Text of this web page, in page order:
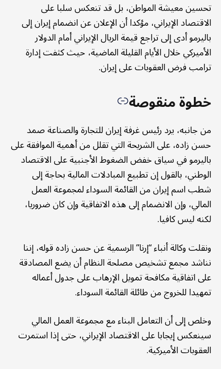
تحسين معيشة المواطن، بل قد تنعكس سلبا على
الاقتصاد الإيراني، مؤكدا أن الإعلان عن انضمام إيران إلى
باليرمو أدى إلى تراجع قيمة الريال الإيراني أمام الدولار
الأميركي خلال الأيام القليلة الماضية، حيث كثفت إدارة
ترامب فرض العقوبات على إيران.
خطوة منقوصة
من جانبه، يرد رئيس غرفة إيران للتجارة والصناعة صمد
حسن زاده، على الشريحة التي تقلل من أهمية الموافقة على
باليرمو في سياق خفض الضغوط الأجنبية على الاقتصاد
الوطني، بالقول إن تطبيع المبادلات المالية بحاجة إلى
شطب اسم إيران من القائمة السوداء لمجموعة العمل
المالي، وإن الانضمام إلى هذه الاتفاقية وإن كان ضروريا،
لكنه ليس كافيا.
ونقلت وكالة أنباء “إرنا” الرسمية عن حسن زاده قوله، إننا
نناشد مجمع تشخيص مصلحة النظام أن يضع المصادقة
على اتفاقية مكافحة تمويل الإرهاب على جدول أعماله
تمهيدا للخروج من طائلة القائمة السوداء.
وخلص إلى أن التعامل البناء مع مجموعة العمل المالي
سينعكس إيجابا على الاقتصاد الإيراني، حتى إذا استمرت
العقوبات الأميركية.